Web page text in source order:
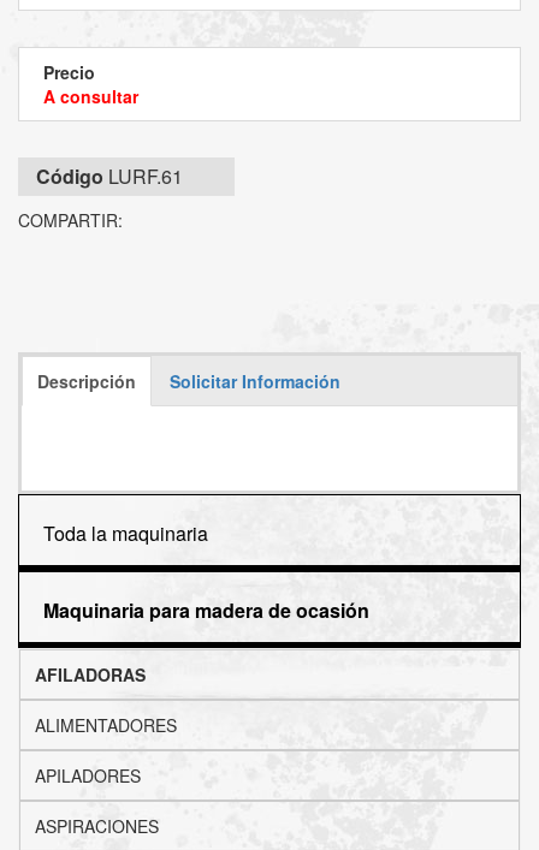
Precio
A consultar
Código LURF.61
COMPARTIR:
Descripción Solicitar Información
Toda la maquinaria
Maquinaria para madera de ocasión
AFILADORAS
ALIMENTADORES
APILADORES
ASPIRACIONES